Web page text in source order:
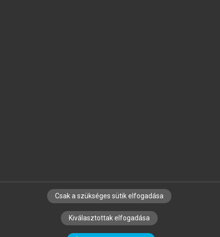
SZERZŐKNEK CÉGEKNEK KÖNYVTÁROSOKNAK
SZERKESZTÉSI ÉS LEKTORÁLÁSI ALAPELVEK
Csak a szükséges sütik elfogadása
Kiválasztottak elfogadása